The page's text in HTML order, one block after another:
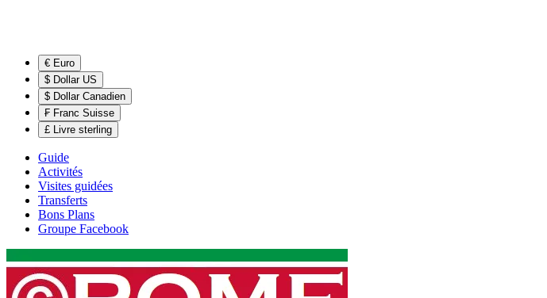
€ Euro
$ Dollar US
$ Dollar Canadien
₣ Franc Suisse
£ Livre sterling
Guide
Activités
Visites guidées
Transferts
Bons Plans
Groupe Facebook